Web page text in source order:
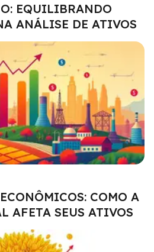
EQUILIBRANDO
ANÁLISE DE ATIVOS
COMO A
AFETA SEUS ATIVOS